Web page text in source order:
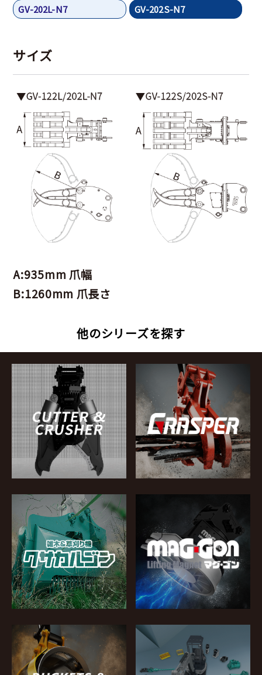
GV-202L-N7 GV-202S-N7
サイズ
A:935mm 爪幅
B:1260mm 爪長さ
他のシリーズを探す